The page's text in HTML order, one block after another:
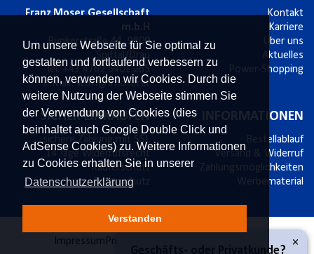
Um unsere Webseite für Sie optimal zu
gestalten und fortlaufend verbessern zu
können, verwenden wir Cookies. Durch die
weitere Nutzung der Webseite stimmen Sie
der Verwendung von Cookies (dies
beinhaltet auch Google Double Click und
AdSense Cookies) zu. Weitere Informationen
zu Cookies erhalten Sie in unserer
Datenschutzerklärung
Verstanden
Franz Moser Gesellschaft
m.b.H
Bünkerstraße 44,9800
Spittal/Drau
Tel. +43 4762 5401 265
E-Mail: wzm@fmoser.at
Kontakt
Karriere
Über uns
Aktuelles
Power-Shopping
SICHER EINKAUFEN
sichere Zahlung mit SSL
14 Tage Widerrufsrecht
Käuferschutz
Datenschutz
INFORMATIONEN
Bestellablauf
Versand & Widerruf
Zahlungsmöglichkeiten
Werbematerial
ImpressumPrivatsphäre und Datenschutz ×
Geschäfts- oder Privatkunde?